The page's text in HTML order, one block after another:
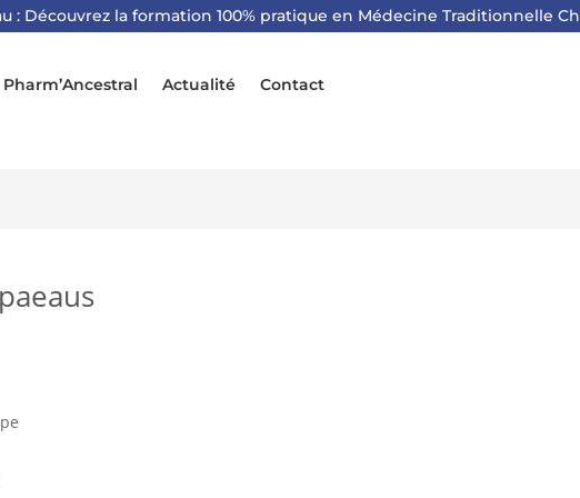
: Découvrez la formation 100% pratique en Médecine Traditionnelle
Pharm’Ancestral Actualité Contact